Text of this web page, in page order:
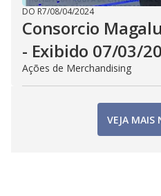
DO R7/08/04/2024
Consorcio
- Exibido 07/03/
Ações de Merchandising
VEJA MAIS